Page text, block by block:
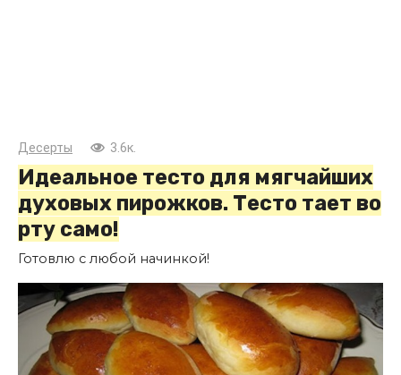
Десерты 3.6к.
Идеальное тесто для мягчайших
духовых пирожков. Тесто тает во
рту само!
Готовлю с любой начинкой!